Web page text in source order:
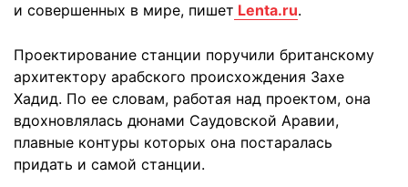
и совершенных в мире, пишет Lenta.ru.
Проектирование станции поручили британскому
архитектору арабского происхождения Захе
Хадид. По ее словам, работая над проектом, она
вдохновлялась дюнами Саудовской Аравии,
плавные контуры которых она постаралась
придать и самой станции.